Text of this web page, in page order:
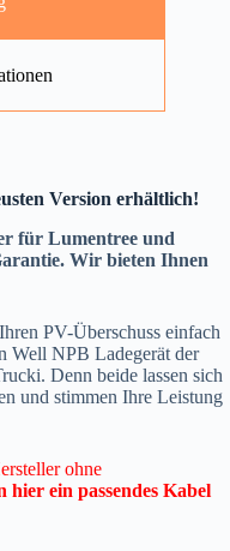
Version erhältlich!
für Lumentree und
Wir bieten Ihnen
PV-Überschuss einfach
Well NPB Ladegerät der
Denn beide lassen sich
und stimmen Ihre Leistung
ohne
hier ein passendes Kabel